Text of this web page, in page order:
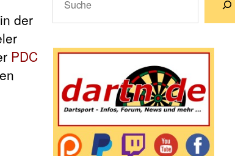
der
PDC